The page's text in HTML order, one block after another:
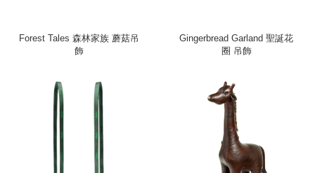
Forest Tales 森林家族 蘑菇吊
飾
Gingerbread Garland 聖誕花
圈 吊飾